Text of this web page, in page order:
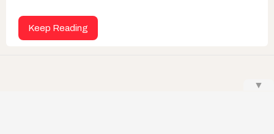
Keep Reading
▼